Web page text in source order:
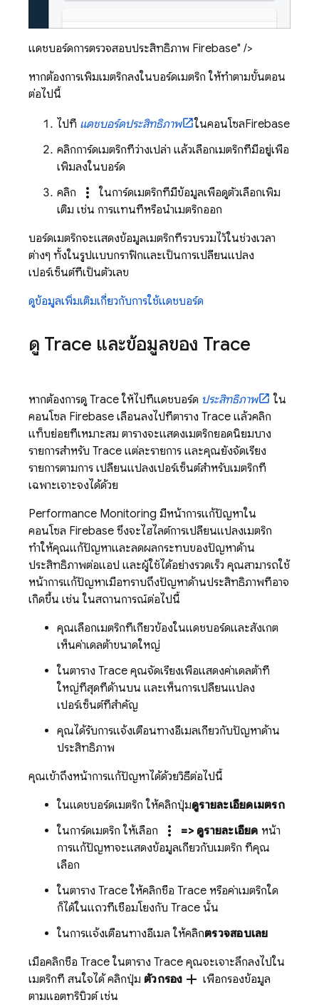
แดชบอร์ดการตรวจสอบประสิทธิภาพ Firebase" />
หากต้องการเพิ่มเมตริกลงในบอร์ดเมตริก ให้ทำตามขั้นตอน
ต่อไปนี้
ไปที่ แดชบอร์ดประสิทธิภาพ ในคอนโซลFirebase
คลิกการ์ดเมตริกที่ว่างเปล่า แล้วเลือกเมตริกที่มีอยู่เพื่อ
เพิ่มลงในบอร์ด
คลิก
more_vert
ในการ์ดเมตริกที่มีข้อมูลเพื่อดูตัวเลือกเพิ่ม
เติม เช่น การแทนที่หรือนำเมตริกออก
บอร์ดเมตริกจะแสดงข้อมูลเมตริกที่รวบรวมไว้ในช่วงเวลา
ต่างๆ ทั้งในรูปแบบกราฟิกและเป็นการเปลี่ยนแปลง
เปอร์เซ็นต์ที่เป็นตัวเลข
ดูข้อมูลเพิ่มเติมเกี่ยวกับการใช้แดชบอร์ด
ดู Trace และข้อมูลของ Trace
หากต้องการดู Trace ให้ไปที่แดชบอร์ด ประสิทธิภาพ
ใน
คอนโซล Firebase เลื่อนลงไปที่ตาราง Trace แล้วคลิก
แท็บย่อยที่เหมาะสม ตารางจะแสดงเมตริกยอดนิยมบาง
รายการสำหรับ Trace แต่ละรายการ และคุณยังจัดเรียง
รายการตามการ เปลี่ยนแปลงเปอร์เซ็นต์สำหรับเมตริกที่
เฉพาะเจาะจงได้ด้วย
Performance Monitoring มีหน้าการแก้ปัญหาใน
คอนโซล Firebase ซึ่งจะไฮไลต์การเปลี่ยนแปลงเมตริก
ทำให้คุณแก้ปัญหาและลดผลกระทบของปัญหาด้าน
ประสิทธิภาพต่อแอป และผู้ใช้ได้อย่างรวดเร็ว คุณสามารถใช้
หน้าการแก้ปัญหาเมื่อทราบถึงปัญหาด้านประสิทธิภาพที่อาจ
เกิดขึ้น เช่น ในสถานการณ์ต่อไปนี้
คุณเลือกเมตริกที่เกี่ยวข้องในแดชบอร์ดและสังเกต
เห็นค่าเดลต้าขนาดใหญ่
ในตาราง Trace คุณจัดเรียงเพื่อแสดงค่าเดลต้าที่
ใหญ่ที่สุดที่ด้านบน และเห็นการเปลี่ยนแปลง
เปอร์เซ็นต์ที่สำคัญ
คุณได้รับการแจ้งเตือนทางอีเมลเกี่ยวกับปัญหาด้าน
ประสิทธิภาพ
คุณเข้าถึงหน้าการแก้ปัญหาได้ด้วยวิธีต่อไปนี้
ในแดชบอร์ดเมตริก ให้คลิกปุ่มดูรายละเอียดเมตริก
ในการ์ดเมตริก ให้เลือก
more_vert => ดูรายละเอียด หน้า
การแก้ปัญหาจะแสดงข้อมูลเกี่ยวกับเมตริก ที่คุณ
เลือก
ในตาราง Trace ให้คลิกชื่อ Trace หรือค่าเมตริกใด
ก็ได้ในแถวที่เชื่อมโยงกับ Trace นั้น
ในการแจ้งเตือนทางอีเมล ให้คลิกตรวจสอบเลย
เมื่อคลิกชื่อ Trace ในตาราง Trace คุณจะเจาะลึกลงไปใน
เมตริกที่ สนใจได้ คลิกปุ่ม ตัวกรอง add เพื่อกรองข้อมูล
ตามแอตทริบิวต์ เช่น